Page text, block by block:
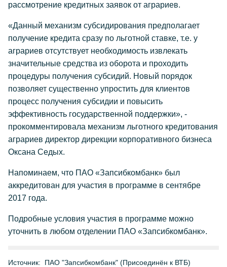
рассмотрение кредитных заявок от аграриев.
«Данный механизм субсидирования предполагает
получение кредита сразу по льготной ставке, т.е. у
аграриев отсутствует необходимость извлекать
значительные средства из оборота и проходить
процедуры получения субсидий. Новый порядок
позволяет существенно упростить для клиентов
процесс получения субсидии и повысить
эффективность государственной поддержки», -
прокомментировала механизм льготного кредитования
аграриев директор дирекции корпоративного бизнеса
Оксана Седых.
Напоминаем, что ПАО «Запсибкомбанк» был
аккредитован для участия в программе в сентябре
2017 года.
Подробные условия участия в программе можно
уточнить в любом отделении ПАО «Запсибкомбанк».
Источник: ПАО "Запсибкомбанк" (Присоединён к ВТБ)